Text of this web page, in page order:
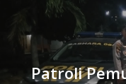
Patroli